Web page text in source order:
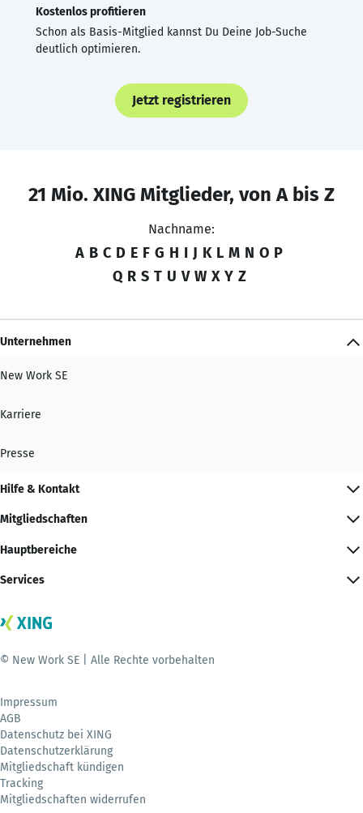
Kostenlos profitieren
Schon als Basis-Mitglied kannst Du Deine Job-Suche
deutlich optimieren.
Jetzt registrieren
21 Mio. XING Mitglieder, von A bis Z
Nachname:
A B C D E F G H I J K L M N O P
Q R S T U V W X Y Z
Unternehmen
New Work SE
Karriere
Presse
Hilfe & Kontakt
Mitgliedschaften
Hauptbereiche
Services
© New Work SE | Alle Rechte vorbehalten
Impressum
AGB
Datenschutz bei XING
Datenschutzerklärung
Mitgliedschaft kündigen
Tracking
Mitgliedschaften widerrufen